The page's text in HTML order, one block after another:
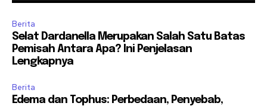
Berita
Selat Dardanella Merupakan Salah Satu Batas
Pemisah Antara Apa? Ini Penjelasan
Lengkapnya
Berita
Edema dan Tophus: Perbedaan, Penyebab,